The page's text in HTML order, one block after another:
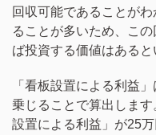
回収可能であることが
ることが多いため、こ
ば投資する価値はあると
「看板設置による利益
乗じることで算出しま
設置による利益」が25